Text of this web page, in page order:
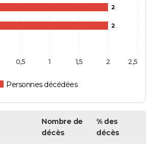
2
2
Personnes décédées
0,5 1 1,5 2 2,5
Nombre de
décès
% des
décès